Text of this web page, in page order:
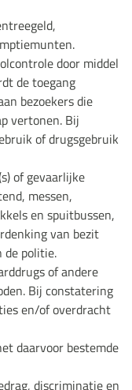
door middel
de toegang
bezoekers die
vertonen. Bij
of drugsgebruik
of gevaarlijke
messen,
en spuitbussen,
van bezit
de politie.
of andere
Bij constatering
en/of overdracht
daarvoor bestemde
discriminatie en